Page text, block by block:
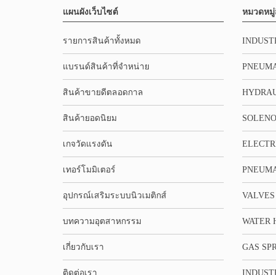
แผนผังเว็บไซต์
รายการสินค้าทั้งหมด
แบรนด์สินค้าที่จำหน่าย
สินค้าขายดีตลอดกาล
สินค้ายอดนิยม
เกจวัดแรงดัน
เทอร์โมมิเตอร์
อุปกรณ์เสริมระบบนิวเมติกส์
บทความอุตสาหกรรม
เกี่ยวกับเรา
ติดต่อเรา
หมวดห
WATER
GAS